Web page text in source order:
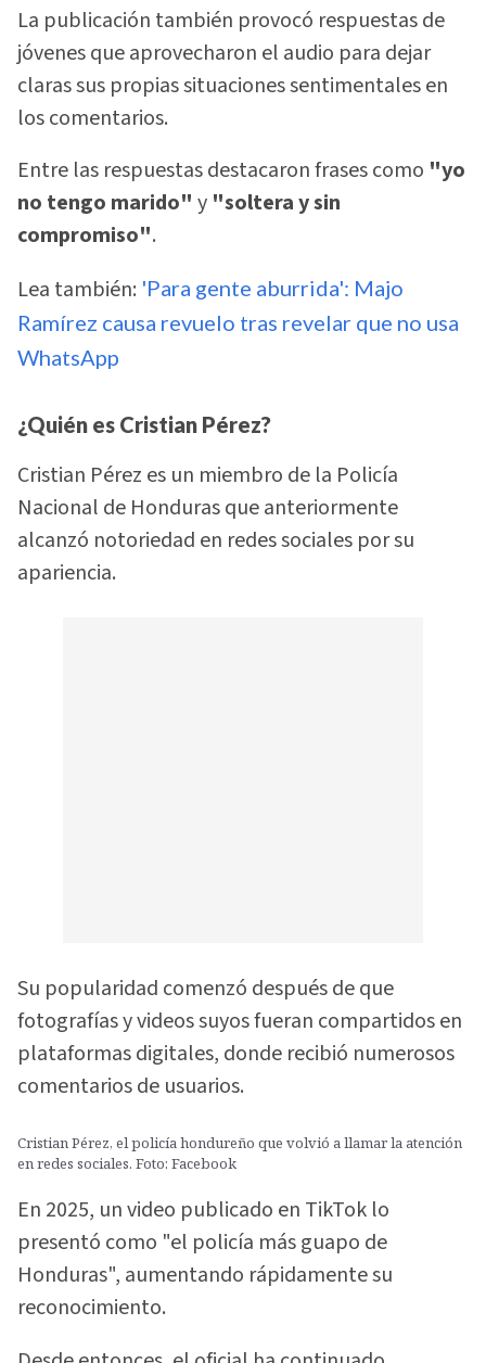
La publicación también provocó respuestas de
jóvenes que aprovecharon el audio para dejar
claras sus propias situaciones sentimentales en
los comentarios.
Entre las respuestas destacaron frases como "yo
no tengo marido" y "soltera y sin
compromiso".
Lea también: 'Para gente aburrida': Majo
Ramírez causa revuelo tras revelar que no usa
WhatsApp
¿Quién es Cristian Pérez?
Cristian Pérez es un miembro de la Policía
Nacional de Honduras que anteriormente
alcanzó notoriedad en redes sociales por su
apariencia.
Su popularidad comenzó después de que
fotografías y videos suyos fueran compartidos en
plataformas digitales, donde recibió numerosos
comentarios de usuarios.
Cristian Pérez, el policía hondureño que volvió a llamar la atención
en redes sociales. Foto: Facebook
En 2025, un video publicado en TikTok lo
presentó como "el policía más guapo de
Honduras", aumentando rápidamente su
reconocimiento.